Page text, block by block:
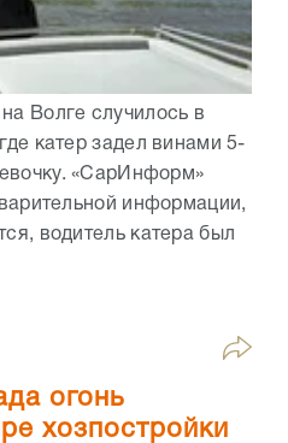
Волге случилось в
катер задел винами 5-
«СарИнформ»
информации,
водитель катера был
огонь
хозпостройки